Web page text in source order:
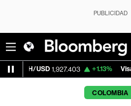
PUBLICIDAD
1,927.403 +1.13% Visa 366.90
COLOMBIA